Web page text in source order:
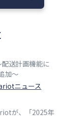
送計画機能に
加〜
ニュース
が、「2025年